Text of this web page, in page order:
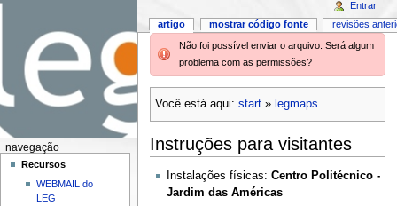
Não foi possível enviar o arquivo. Será algum
problema com as permissões?
Você está aqui: start» legmaps
Instruções para visitantes
Instalações físicas: Centro Politécnico -
Jardim das Américas
artigo mostrar código fonte revisões
Entrar
navegação
Recursos
WEBMAIL do
LEG